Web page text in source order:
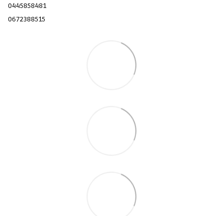
0445858481
0672388515